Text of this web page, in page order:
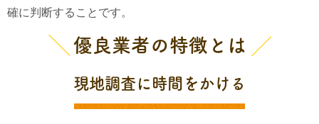
確に判断することです。
優良業者の特徴とは
現地調査に時間をかける